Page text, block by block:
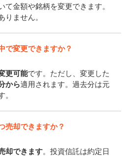
て金額や銘柄を変更できます。
りません。
で変更できますか？
更可能です。ただし、変更した
から適用されます。過去分は元
。
売却できますか？
却できます。投資信託は約定日